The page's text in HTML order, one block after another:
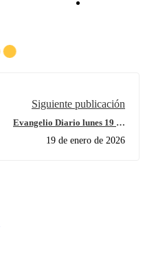
Siguiente publicación
Evangelio Diario lunes 19 de
19 de enero de 2026